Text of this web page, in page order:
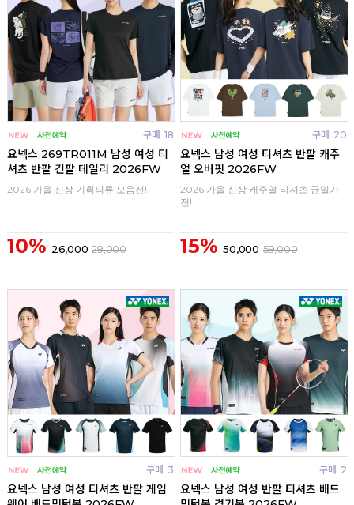
구매 18
요넥스 269TR011M 남성 여성 티
셔츠 반팔 긴팔 데일리 2026FW
2026 가을 신상 기획의류 모음전!
10% 26,000 29,000
구매 20
요넥스 남성 여성 티셔츠 반팔 캐주
얼 오버핏 2026FW
2026 가을 신상 캐주얼 티셔츠 균일가
전!
15% 50,000 59,000
구매 3
요넥스 남성 여성 티셔츠 반팔 게임
구매 2
요넥스 남성 여성 반팔 티셔츠 배드